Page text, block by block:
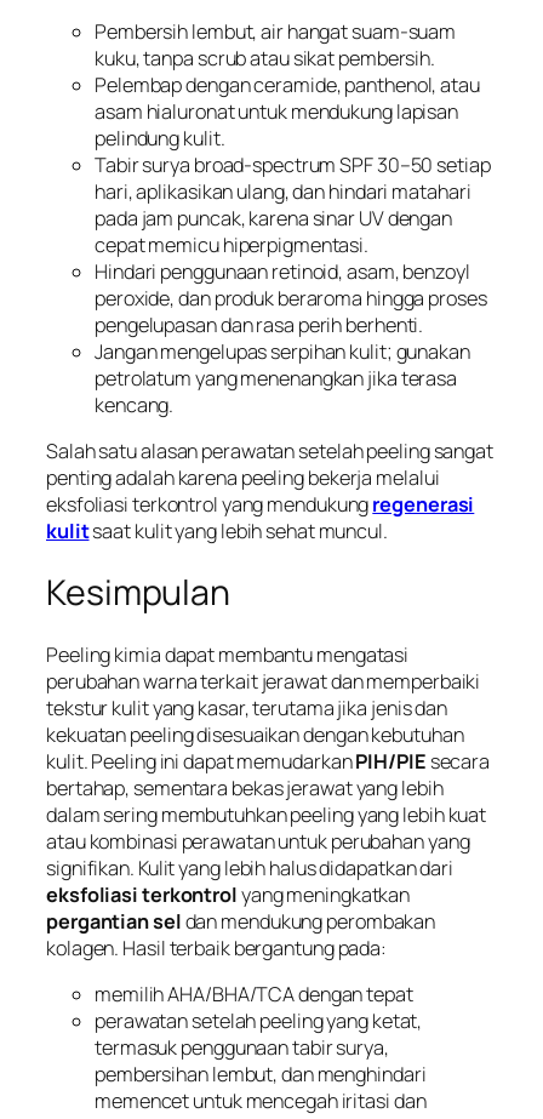
Pembersih lembut, air hangat suam-suam
kuku, tanpa scrub atau sikat pembersih.
Pelembap dengan ceramide, panthenol, atau
asam hialuronat untuk mendukung lapisan
pelindung kulit.
Tabir surya broad-spectrum SPF 30–50 setiap
hari, aplikasikan ulang, dan hindari matahari
pada jam puncak, karena sinar UV dengan
cepat memicu hiperpigmentasi.
Hindari penggunaan retinoid, asam, benzoyl
peroxide, dan produk beraroma hingga proses
pengelupasan dan rasa perih berhenti.
Jangan mengelupas serpihan kulit; gunakan
petrolatum yang menenangkan jika terasa
kencang.
Salah satu alasan perawatan setelah peeling sangat
penting adalah karena peeling bekerja melalui
eksfoliasi terkontrol yang mendukungregenerasi
kulitsaat kulit yang lebih sehat muncul.
Kesimpulan
Peeling kimia dapat membantu mengatasi
perubahan warna terkait jerawat dan memperbaiki
tekstur kulit yang kasar, terutama jika jenis dan
kekuatan peeling disesuaikan dengan kebutuhan
kulit. Peeling ini dapat memudarkanPIH/PIE secara
bertahap, sementara bekas jerawat yang lebih
dalam sering membutuhkan peeling yang lebih kuat
atau kombinasi perawatan untuk perubahan yang
signifikan. Kulit yang lebih halus didapatkan dari
eksfoliasi terkontrolyang meningkatkan
pergantian seldan mendukung perombakan
kolagen. Hasil terbaik bergantung pada:
memilih AHA/BHA/TCA dengan tepat
perawatan setelah peeling yang ketat,
termasuk penggunaan tabir surya,
pembersihan lembut, dan menghindari
memencet untuk mencegah iritasi dan